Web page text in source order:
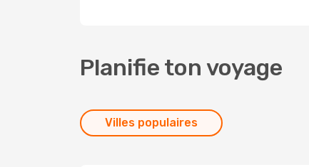
Planifie ton voyage
Villes populaires